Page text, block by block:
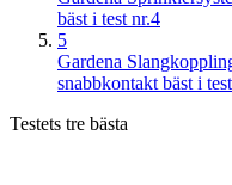
bäst i test nr.4
5
Gardena
snabbkontakt bäst i
Testets tre bästa